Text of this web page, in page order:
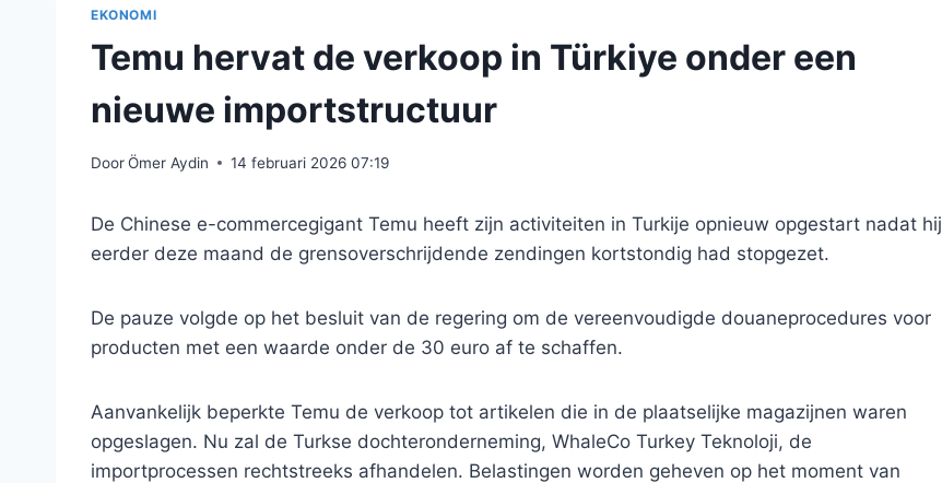
EKONOMI
Temu hervat de verkoop in Türkiye onder een
nieuwe importstructuur
DoorÖmer Aydin 14 februari 2026 07:19
De Chinese e-commercegigant Temu heeft zijn activiteiten in Turkije opnieuw opgestart nadat hij
eerder deze maand de grensoverschrijdende zendingen kortstondig had stopgezet.
De pauze volgde op het besluit van de regering om de vereenvoudigde douaneprocedures voor
producten met een waarde onder de 30 euro af te schaffen.
Aanvankelijk beperkte Temu de verkoop tot artikelen die in de plaatselijke magazijnen waren
opgeslagen. Nu zal de Turkse dochteronderneming, WhaleCo Turkey Teknoloji, de
importprocessen rechtstreeks afhandelen. Belastingen worden geheven op het moment van